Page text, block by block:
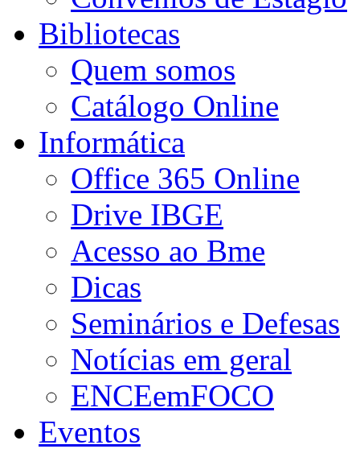
Bibliotecas
Quem somos
Catálogo Online
Informática
Office 365 Online
Drive IBGE
Acesso ao Bme
Dicas
Seminários e Defesas
Notícias em geral
ENCEemFOCO
Eventos